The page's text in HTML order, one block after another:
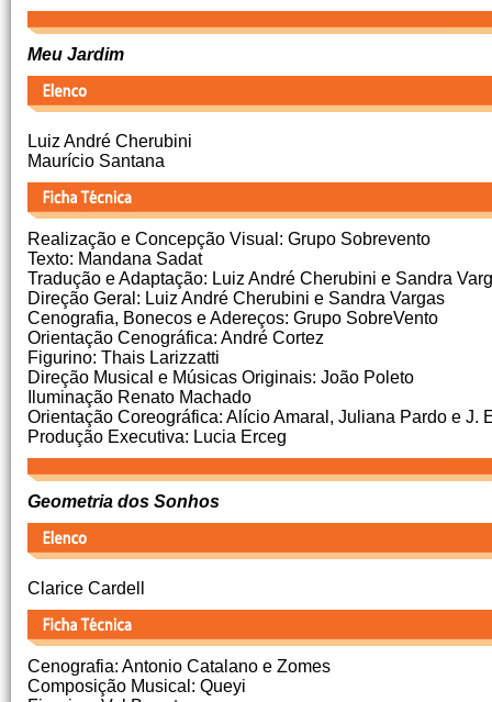
Meu Jardim
Luiz André Cherubini
Maurício Santana
Realização e Concepção Visual: Grupo Sobrevento
Texto: Mandana Sadat
Tradução e Adaptação: Luiz André Cherubini e Sandra
Direção Geral: Luiz André Cherubini e Sandra Vargas
Cenografia, Bonecos e Adereços: Grupo SobreVento
Orientação Cenográfica: André Cortez
Figurino: Thais Larizzatti
Direção Musical e Músicas Originais: João Poleto
Iluminação Renato Machado
Orientação Coreográfica: Alício Amaral, Juliana Pardo e J.
Produção Executiva: Lucia Erceg
Geometria dos Sonhos
Clarice Cardell
Cenografia: Antonio Catalano e Zomes
Composição Musical: Queyi